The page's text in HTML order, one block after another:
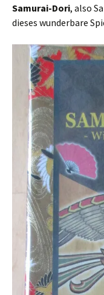
Samurai-Dori, also
dieses wunderbare